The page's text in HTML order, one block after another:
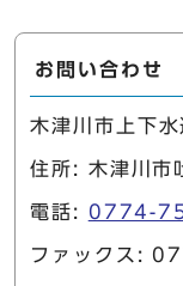
お問い合わせ
木津川市上下
住所: 木津川市
電話: 0774-
ファックス: